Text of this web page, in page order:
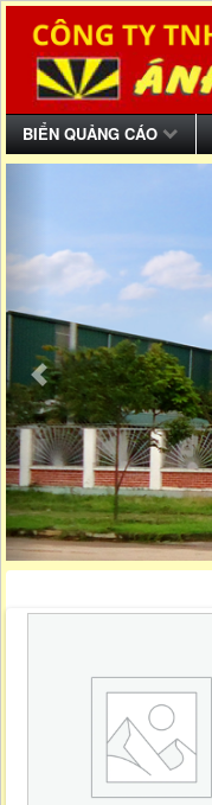
BIỂN QUẢNG CÁO